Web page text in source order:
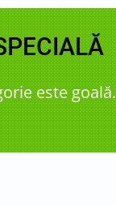
este goală.